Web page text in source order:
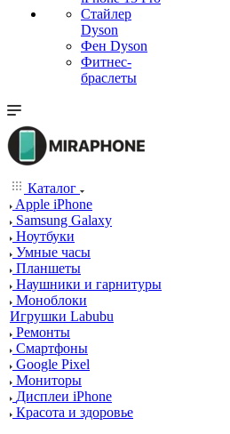
Стайлер
Dyson
Фен Dyson
Фитнес-
браслеты
Каталог
Apple iPhone
Samsung Galaxy
Ноутбуки
Умные часы
Планшеты
Наушники и гарнитуры
Моноблоки
Игрушки Labubu
Ремонты
Смартфоны
Google Pixel
Мониторы
Дисплеи iPhone
Красота и здоровье